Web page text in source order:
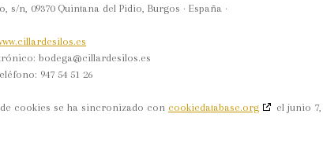
s/n, 09370 Quintana del Pidio, Burgos · España ·
bodega@cillardesilos.es
947 54 51 26
cookies se ha sincronizado con cookiedatabase.org el junio 7,